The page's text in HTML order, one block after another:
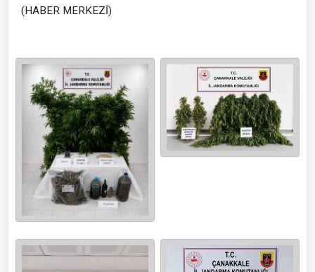
(HABER MERKEZİ)